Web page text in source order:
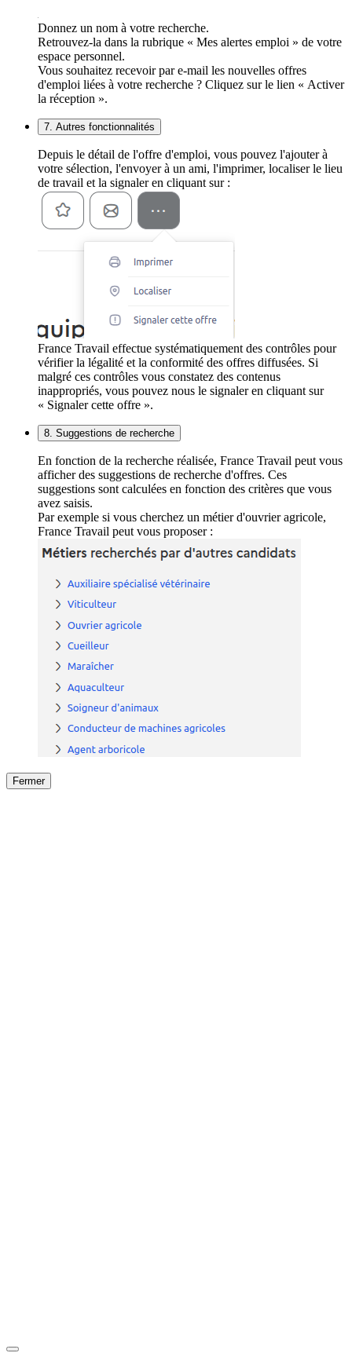
Donnez un nom à votre recherche.
Retrouvez-la dans la rubrique « Mes alertes emploi » de votre
espace personnel.
Vous souhaitez recevoir par e-mail les nouvelles offres
d'emploi liées à votre recherche ? Cliquez sur le lien « Activer
la réception ».
7. Autres fonctionnalités
Depuis le détail de l'offre d'emploi, vous pouvez l'ajouter à
votre sélection, l'envoyer à un ami, l'imprimer, localiser le lieu
de travail et la signaler en cliquant sur :
France Travail effectue systématiquement des contrôles pour
vérifier la légalité et la conformité des offres diffusées. Si
malgré ces contrôles vous constatez des contenus
inappropriés, vous pouvez nous le signaler en cliquant sur
« Signaler cette offre ».
8. Suggestions de recherche
En fonction de la recherche réalisée, France Travail peut vous
afficher des suggestions de recherche d'offres. Ces
suggestions sont calculées en fonction des critères que vous
avez saisis.
Par exemple si vous cherchez un métier d'ouvrier agricole,
France Travail peut vous proposer :
Fermer